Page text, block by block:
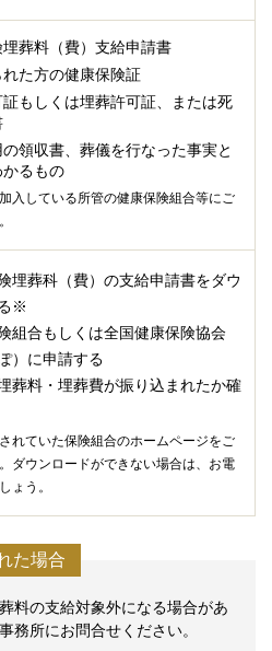
葬料（費）支給申請書
た方の健康保険証
証もしくは埋葬許可証、または死
領収書、葬儀を行なった事実と
るもの
入している所管の健康保険組合等にご
埋葬科（費）の支給申請書をダウ
※
組合もしくは全国健康保険協会
）に申請する
葬料・埋葬費が振り込まれたか確
れていた保険組合のホームページをご
ダウンロードができない場合は、お電
ょう。
た場合
料の支給対象外になる場合があ
務所にお問合せください。